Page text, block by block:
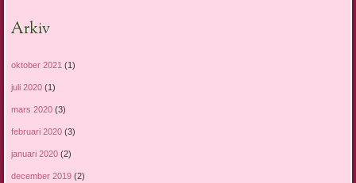
Arkiv
oktober 2021 (1)
juli 2020(1)
mars 2020(3)
februari 2020(3)
januari 2020(2)
december 2019(2)